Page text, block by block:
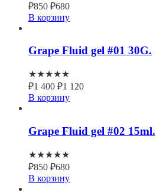
₽850 ₽680
В корзину
Grape Fluid gel #01 30G.
★★★★★
₽1 400 ₽1 120
В корзину
Grape Fluid gel #02 15ml.
★★★★★
₽850 ₽680
В корзину